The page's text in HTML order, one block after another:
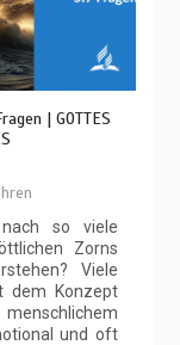
| GOTTES
so viele
Zorns
Viele
dem Konzept
und oft